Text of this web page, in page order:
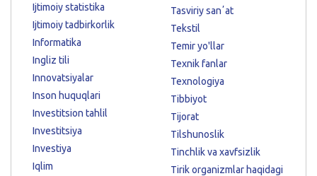
Ijtimoiy statistika
Ijtimoiy tadbirkorlik
Informatika
Ingliz tili
Innovatsiyalar
Inson huquqlari
Investitsion tahlil
Investitsiya
Investiya
Iqlim
Tasviriy sanʼat
Tekstil
Temir yo'llar
Texnik fanlar
Texnologiya
Tibbiyot
Tijorat
Tilshunoslik
Tinchlik va xavfsizlik
Tirik organizmlar haqidagi